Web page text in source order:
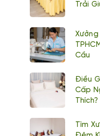
Trải
Cầu
Điều
Cấp
Thích?
Tìm